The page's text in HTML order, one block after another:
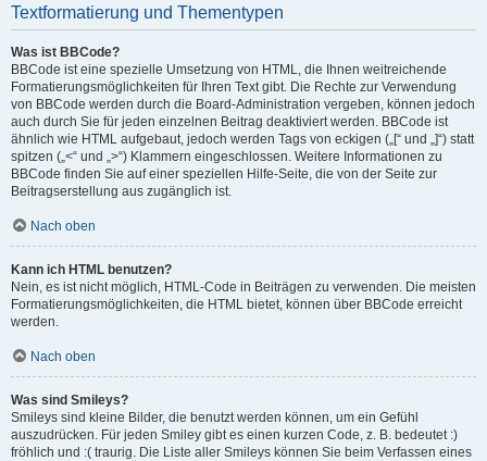
Textformatierung und Thementypen
Was ist BBCode?
BBCode ist eine spezielle Umsetzung von HTML, die Ihnen weitreichende
Formatierungsmöglichkeiten für Ihren Text gibt. Die Rechte zur Verwendung
von BBCode werden durch die Board-Administration vergeben, können jedoch
auch durch Sie für jeden einzelnen Beitrag deaktiviert werden. BBCode ist
ähnlich wie HTML aufgebaut, jedoch werden Tags von eckigen („[“ und „]“) statt
spitzen („<“ und „>“) Klammern eingeschlossen. Weitere Informationen zu
BBCode finden Sie auf einer speziellen Hilfe-Seite, die von der Seite zur
Beitragserstellung aus zugänglich ist.
Nach oben
Kann ich HTML benutzen?
Nein, es ist nicht möglich, HTML-Code in Beiträgen zu verwenden. Die meisten
Formatierungsmöglichkeiten, die HTML bietet, können über BBCode erreicht
werden.
Nach oben
Was sind Smileys?
Smileys sind kleine Bilder, die benutzt werden können, um ein Gefühl
auszudrücken. Für jeden Smiley gibt es einen kurzen Code, z. B. bedeutet :)
fröhlich und :( traurig. Die Liste aller Smileys können Sie beim Verfassen eines